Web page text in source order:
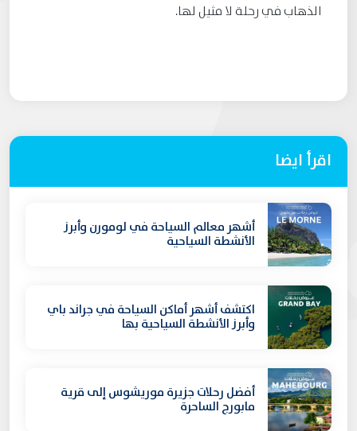
الذهاب في رحلة لا مثيل لها.
اقرأ ايضا
أشهر معالم السياحة في لومورن وأبرز
الأنشطة السياحية
اكتشف أشهر أماكن السياحة في جراند باي
وأبرز الأنشطة السياحية بها
أفضل رحلات جزيرة موريشوس إلى قرية
مابورج الساحرة